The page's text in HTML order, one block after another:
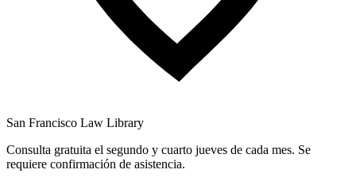
San Francisco Law Library
Consulta gratuita el segundo y cuarto jueves de cada mes. Se
requiere confirmación de asistencia.